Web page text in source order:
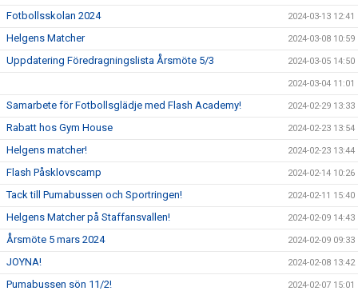
Fotbollsskolan 2024 2024-03-13 12:41
Helgens Matcher 2024-03-08 10:59
Uppdatering Föredragningslista Årsmöte 5/3 2024-03-05 14:50
2024-03-04 11:01
Samarbete för Fotbollsglädje med Flash Academy! 2024-02-29 13:33
Rabatt hos Gym House 2024-02-23 13:54
Helgens matcher! 2024-02-23 13:44
Flash Påsklovscamp 2024-02-14 10:26
Tack till Pumabussen och Sportringen! 2024-02-11 15:40
Helgens Matcher på Staffansvallen! 2024-02-09 14:43
Årsmöte 5 mars 2024 2024-02-09 09:33
JOYNA! 2024-02-08 13:42
Pumabussen sön 11/2! 2024-02-07 15:01